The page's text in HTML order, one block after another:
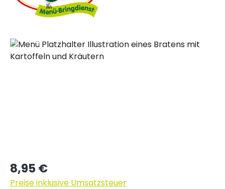
Bildergalerie überspringen
Regulärer Preis:
8,95 €
Preise inklusive Umsatzsteuer